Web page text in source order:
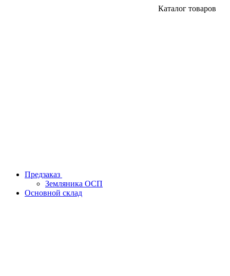
Каталог товаров
Предзаказ
Земляника ОСП
Основной склад